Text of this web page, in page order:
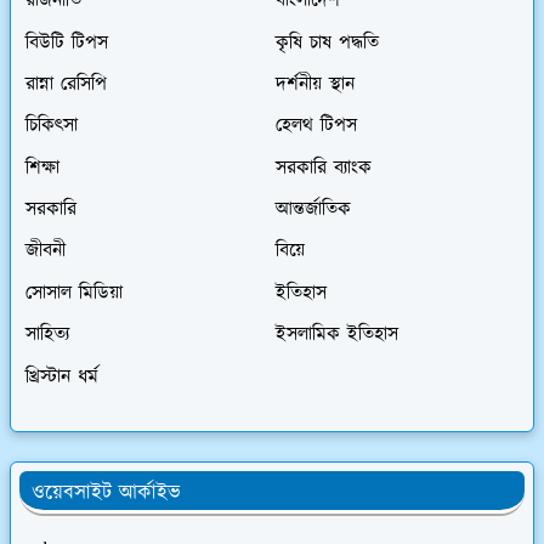
বিউটি টিপস
কৃষি চাষ পদ্ধতি
রান্না রেসিপি
দর্শনীয় স্থান
চিকিৎসা
হেলথ টিপস
শিক্ষা
সরকারি ব্যাংক
সরকারি
আন্তর্জাতিক
জীবনী
বিয়ে
সোসাল মিডিয়া
ইতিহাস
সাহিত্য
ইসলামিক ইতিহাস
খ্রিস্টান ধর্ম
ওয়েবসাইট আর্কাইভ